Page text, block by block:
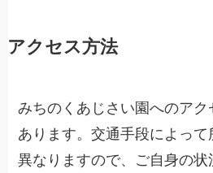
アクセス方法
みちのくあじさい園へのア
あります。交通手段によっ
異なりますので、ご自身の